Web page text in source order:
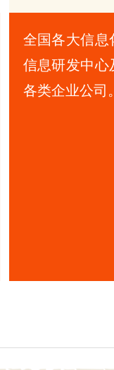
全国各大信息
信息研发中心
各类企业公司。